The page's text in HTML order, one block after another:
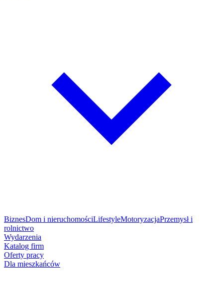
BiznesDom i nieruchomościLifestyleMotoryzacjaPrzemysł i
rolnictwo
Wydarzenia
Katalog firm
Oferty pracy
Dla mieszkańców